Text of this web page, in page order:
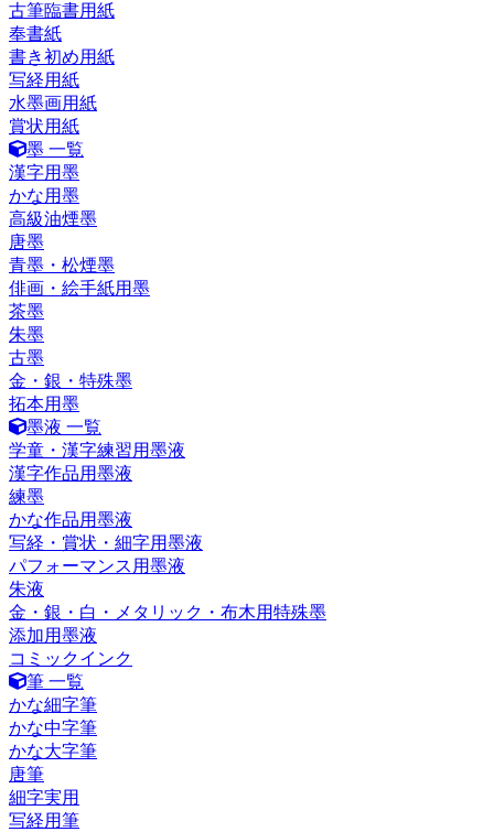
古筆臨書用紙
奉書紙
書き初め用紙
写経用紙
水墨画用紙
賞状用紙
墨 一覧
漢字用墨
かな用墨
高級油煙墨
唐墨
青墨・松煙墨
俳画・絵手紙用墨
茶墨
朱墨
古墨
金・銀・特殊墨
拓本用墨
墨液 一覧
学童・漢字練習用墨液
漢字作品用墨液
練墨
かな作品用墨液
写経・賞状・細字用墨液
パフォーマンス用墨液
朱液
金・銀・白・メタリック・布木用特殊墨
添加用墨液
コミックインク
筆 一覧
かな細字筆
かな中字筆
かな大字筆
唐筆
細字実用
写経用筆